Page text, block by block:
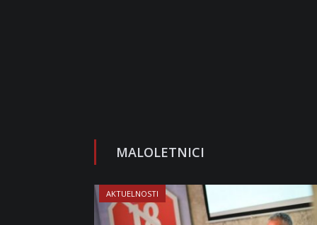
MALOLETNICI
AKTUELNOSTI